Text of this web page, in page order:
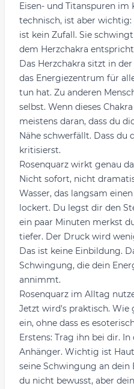
Eisen- und Titanspuren
technisch, ist aber
ist kein Zufall. Sie
dem Herzchakra
Das Herzchakra sitzt in
das Energiezentrum für
tun hat. Zu anderen
selbst. Wenn dieses
meistens daran, dass du
Nähe schwerfällt. Dass du
kritisierst.
Rosenquarz wirkt genau
Nicht sofort, nicht
Wasser, das langsam
lockert. Du legst dir den
ein paar Minuten merkst
tiefer. Der Druck wird
Das ist keine Einbildung.
Schwingung, die dein
annimmt.
Rosenquarz im Alltag
Jetzt wird's praktisch. Wie
ein, ohne dass es
Erstens: Trag ihn bei dir.
Anhänger. Wichtig ist
seine Schwingung an dein
du nicht bewusst, aber